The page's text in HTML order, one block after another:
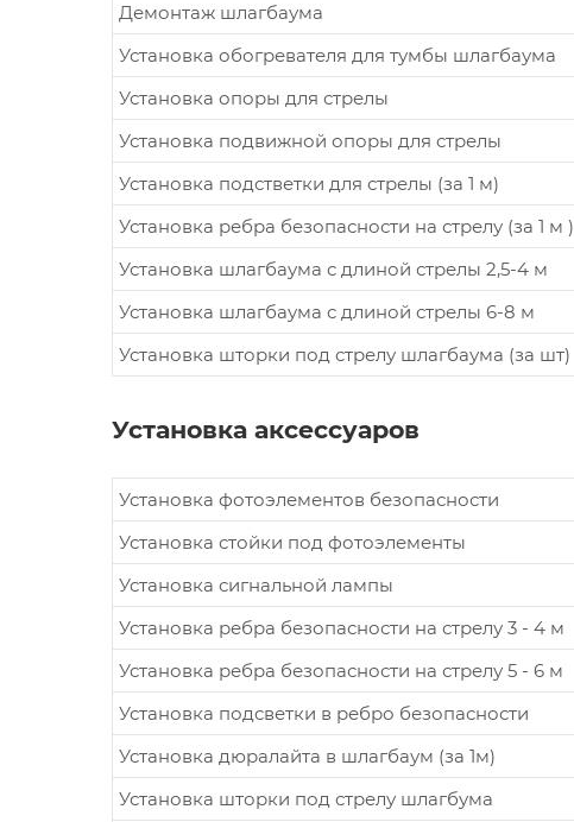
Демонтаж шлагбаума
Установка обогревателя для тумбы шлагбаума
Установка опоры для стрелы
Установка подвижной опоры для стрелы
Установка подстветки для стрелы (за 1 м)
Установка ребра безопасности на стрелу (за 1 м )
Установка шлагбаума с длиной стрелы 2,5-4 м
Установка шлагбаума с длиной стрелы 6-8 м
Установка шторки под стрелу шлагбаума (за шт)
Установка аксессуаров
Установка фотоэлементов безопасности
Установка стойки под фотоэлементы
Установка сигнальной лампы
Установка ребра безопасности на стрелу 3 - 4 м
Установка ребра безопасности на стрелу 5 - 6 м
Установка подсветки в ребро безопасности
Установка дюралайта в шлагбаум (за 1м)
Установка шторки под стрелу шлагбума